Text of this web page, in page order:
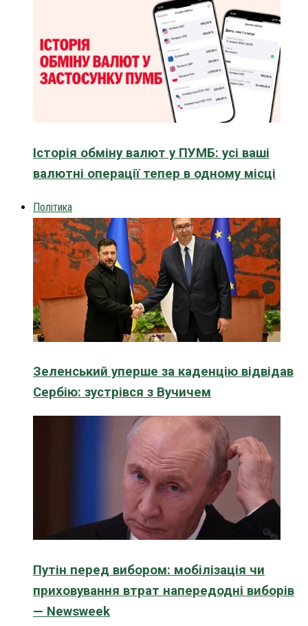
Історія обміну валют у ПУМБ: усі ваші
валютні операції тепер в одному місці
Політика
Зеленський уперше за каденцію відвідав
Сербію: зустрівся з Вучичем
Путін перед вибором: мобілізація чи
приховування втрат напередодні виборів
— Newsweek